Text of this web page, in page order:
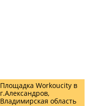
Площадка Workoucity в
г.Александров,
Владимирская область